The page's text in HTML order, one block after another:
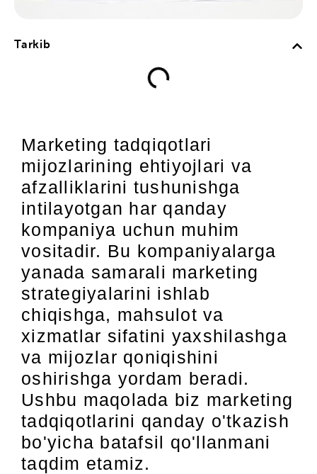
Tarkib
Marketing tadqiqotlari
mijozlarining ehtiyojlari va
afzalliklarini tushunishga
intilayotgan har qanday
kompaniya uchun muhim
vositadir. Bu kompaniyalarga
yanada samarali marketing
strategiyalarini ishlab
chiqishga, mahsulot va
xizmatlar sifatini yaxshilashga
va mijozlar qoniqishini
oshirishga yordam beradi.
Ushbu maqolada biz marketing
tadqiqotlarini qanday o'tkazish
bo'yicha batafsil qo'llanmani
taqdim etamiz.